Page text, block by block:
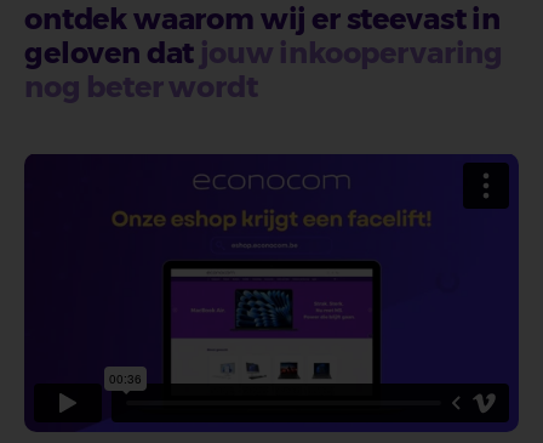
ontdek waarom wij er steevast in
geloven dat jouw inkoopervaring
nog beter wordt